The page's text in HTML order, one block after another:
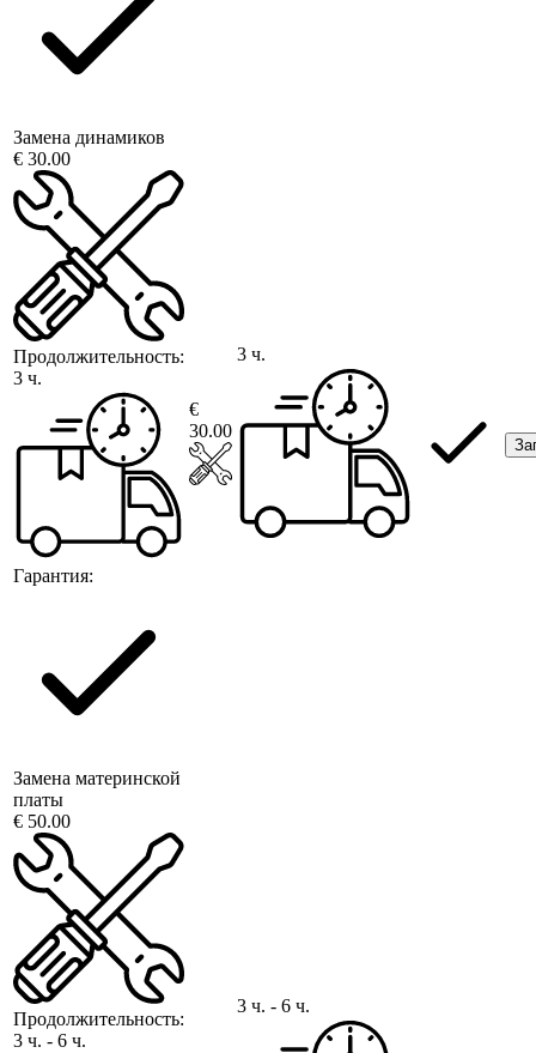
Замена динамиков
€ 30.00
Продолжительность:
3 ч.
Гарантия:
€
30.00
3 ч.
Замена материнской
платы
€ 50.00
Продолжительность:
3 ч. - 6 ч.
3 ч. - 6 ч.